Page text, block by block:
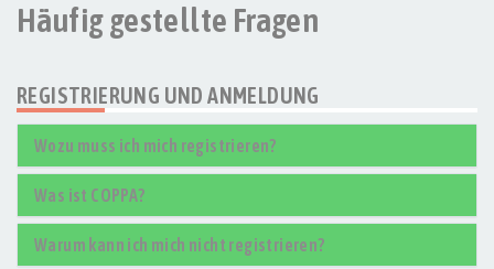
Häufig gestellte Fragen
REGISTRIERUNG UND ANMELDUNG
Wozu muss ich mich registrieren?
Was ist COPPA?
Warum kann ich mich nicht registrieren?